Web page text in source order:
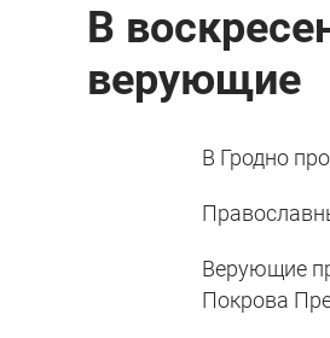
В
верующие
В Гродно
Верующие
Покрова